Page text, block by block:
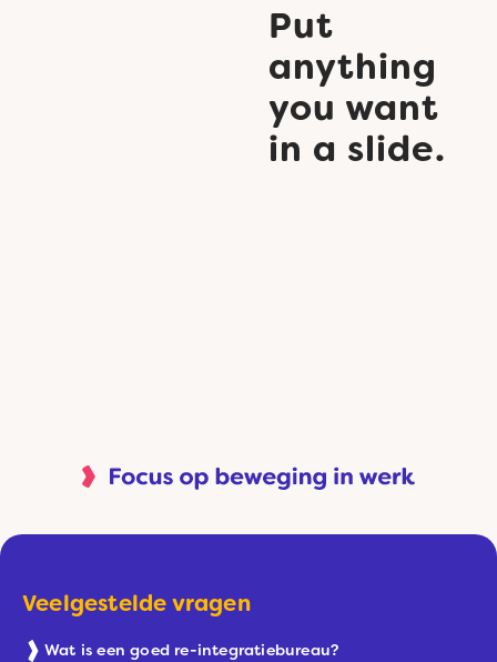
Put
anything
you want
in a slide.
Veelgestelde vragen
Wat is een goed re-integratiebureau?